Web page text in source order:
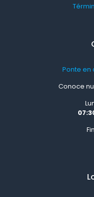
Ponte en
Conoce